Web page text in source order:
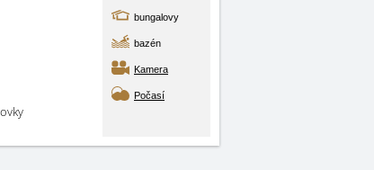
bungalovy
bazén
Kamera
Počasí